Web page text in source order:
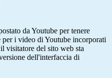
da Youtube per tenere
per i video di Youtube incorporati
visitatore del sito web sta
dell'interfaccia di